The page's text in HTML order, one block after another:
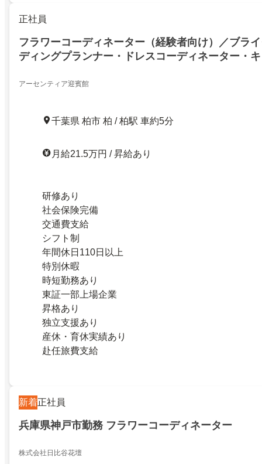
正社員
フラワーコーディネーター（経験者向け）／ブラ
ディングプランナー・ドレスコーディネーター・
アーセンティア迎賓館
千葉県 柏市 柏 / 柏駅 車約5分
月給21.5万円 / 昇給あり
研修あり
社会保険完備
交通費支給
シフト制
年間休日110日以上
特別休暇
時短勤務あり
東証一部上場企業
昇格あり
独立支援あり
産休・育休実績あり
赴任旅費支給
新着正社員
兵庫県神戸市勤務 フラワーコーディネーター
株式会社日比谷花壇